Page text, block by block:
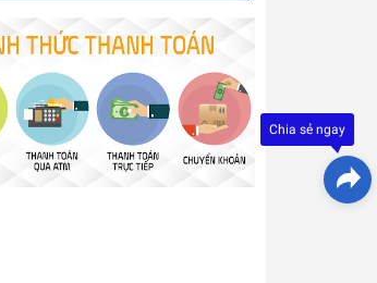
trải
nghiệm
phát
triển
bởi
EGANY
Chia sẻ ngay